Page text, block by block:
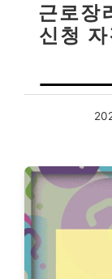
근로장
신청